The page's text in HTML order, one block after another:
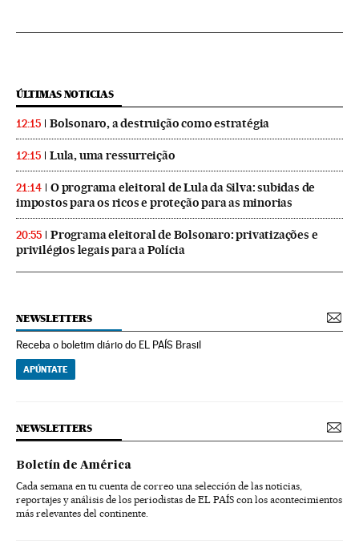
ÚLTIMAS NOTICIAS
12:15 Bolsonaro, a destruição como estratégia
12:15 Lula, uma ressurreição
21:14
O programa eleitoral de Lula da Silva: subidas de
impostos para os ricos e proteção para as minorias
20:55
Programa eleitoral de Bolsonaro: privatizações e
privilégios legais para a Polícia
NEWSLETTERS
Receba o boletim diário do EL PAÍS Brasil
APÚNTATE
NEWSLETTERS
Boletín de América
Cada semana en tu cuenta de correo una selección de las noticias,
reportajes y análisis de los periodistas de EL PAÍS con los acontecimientos
más relevantes del continente.